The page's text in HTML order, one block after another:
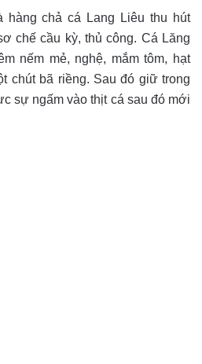
hàng chả cá Lang Liêu thu hút
chế cầu kỳ, thủ công. Cá Lăng
nếm mẻ, nghệ, mắm tôm, hạt
chút bã riềng. Sau đó giữ trong
sự ngấm vào thịt cá sau đó mới